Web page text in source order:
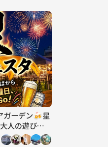
ガーデン🍻星
人の遊びで
代後半〜50